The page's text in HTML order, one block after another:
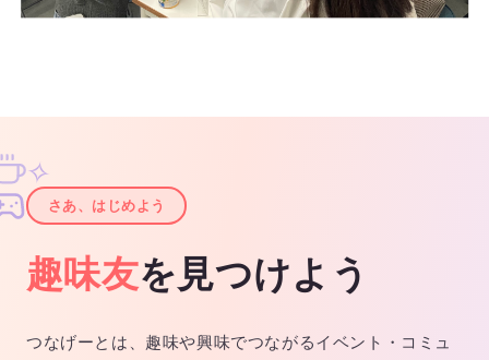
✦
✧
さあ、はじめよう
趣味友を見つけよう
つなげーとは、趣味や興味でつながるイベント・コミュ